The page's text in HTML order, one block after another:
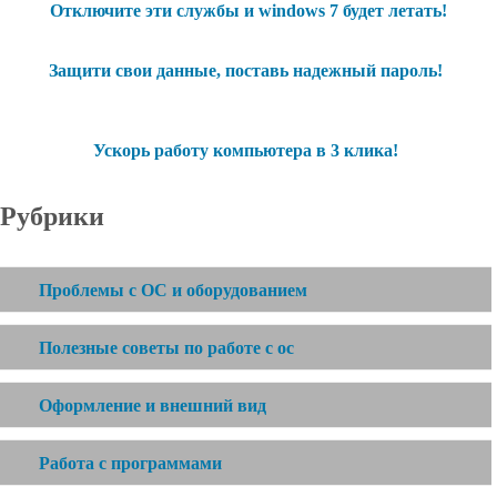
Отключите эти службы и windows 7 будет летать!
Защити свои данные, поставь надежный пароль!
Ускорь работу компьютера в 3 клика!
Рубрики
Проблемы с ОС и оборудованием
Полезные советы по работе с ос
Оформление и внешний вид
Работа с программами